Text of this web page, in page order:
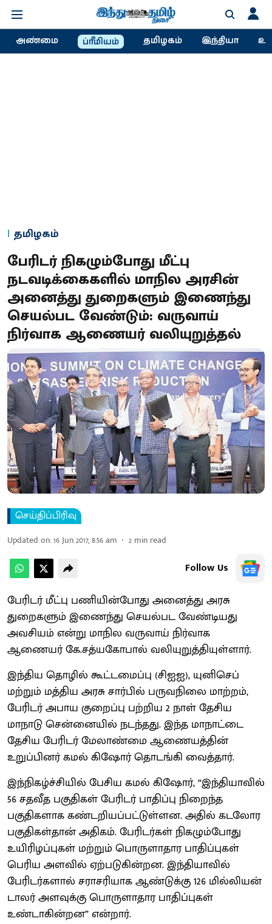
அண்மை ப்ரீமியம் தமிழகம் இந்தியா
தமிழகம்
பேரிடர் நிகழும்போது மீட்பு
நடவடிக்கைகளில் மாநில அரசின்
அனைத்து துறைகளும் இணைந்து
செயல்பட வேண்டும்: வருவாய்
நிர்வாக ஆணையர் வலியுறுத்தல்
செய்திப்பிரிவு
Updated on:16 Jun 2017, 8:56 am 2 min read
Follow Us
பேரிடர் மீட்பு பணியின்போது அனைத்து அரசு
துறைகளும் இணைந்து செயல்பட வேண்டியது
அவசியம் என்று மாநில வருவாய் நிர்வாக
ஆணையர் கே.சத்யகோபால் வலியுறுத்தியுள்ளார்.
இந்திய தொழில் கூட்டமைப்பு (சிஐஐ), யுனிசெப்
மற்றும் மத்திய அரசு சார்பில் பருவநிலை மாற்றம்,
பேரிடர் அபாய குறைப்பு பற்றிய 2 நாள் தேசிய
மாநாடு சென்னையில் நடந்தது. இந்த மாநாட்டை
தேசிய பேரிடர் மேலாண்மை ஆணையத்தின்
உறுப்பினர் கமல் கிஷோர் தொடங்கி வைத்தார்.
இந்நிகழ்ச்சியில் பேசிய கமல் கிஷோர், “இந்தியாவில்
56 சதவீத பகுதிகள் பேரிடர் பாதிப்பு நிறைந்த
பகுதிகளாக கண்டறியப்பட்டுள்ளன. அதில் கடலோர
பகுதிகள்தான் அதிகம். பேரிடர்கள் நிகழும்போது
உயிரிழப்புகள் மற்றும் பொருளாதார பாதிப்புகள்
பெரிய அளவில் ஏற்படுகின்றன. இந்தியாவில்
பேரிடர்களால் சராசரியாக ஆண்டுக்கு 126 மில்லியன்
டாலர் அளவுக்கு பொருளாதார பாதிப்புகள்
உண்டாகின்றன” என்றார்.